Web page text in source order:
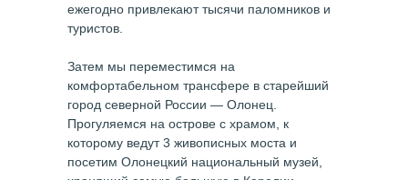
ежегодно привлекают тысячи паломников и
туристов.
Затем мы переместимся на
комфортабельном трансфере в старейший
город северной России — Олонец.
Прогуляемся на острове с храмом, к
которому ведут 3 живописных моста и
посетим Олонецкий национальный музей,